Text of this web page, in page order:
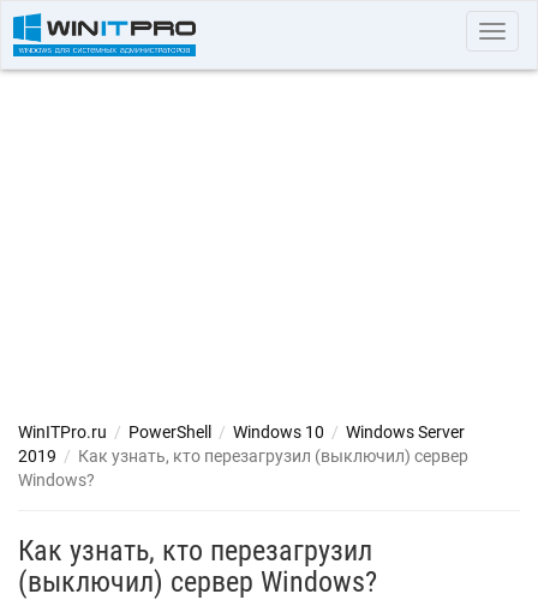
WinITPro.ru / PowerShell / Windows 10 / Windows Server
2019 / Как узнать, кто перезагрузил (выключил) сервер
Windows?
Как узнать, кто перезагрузил
(выключил) сервер Windows?